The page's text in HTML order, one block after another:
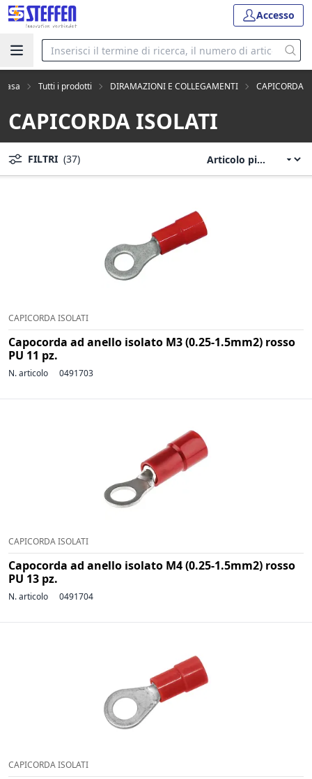
Accesso
Casa Tutti i prodotti DIRAMAZIONI E COLLEGAMENTI CAPICORDA
CAPICORDA ISOLATI
FILTRI (37)
CAPICORDA ISOLATI
Capocorda ad anello isolato M3 (0.25-1.5mm2) rosso
PU 11 pz.
N. articolo 0491703
CAPICORDA ISOLATI
Capocorda ad anello isolato M4 (0.25-1.5mm2) rosso
PU 13 pz.
N. articolo 0491704
CAPICORDA ISOLATI